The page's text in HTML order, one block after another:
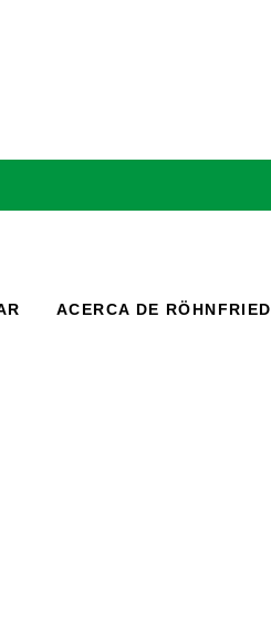
ACERCA DE RÖHNFRIED